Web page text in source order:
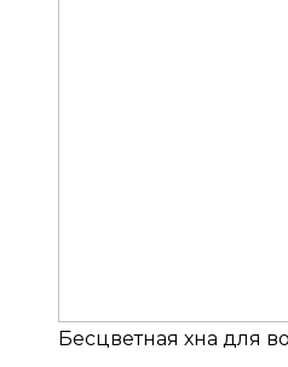
Бесцветная хна для